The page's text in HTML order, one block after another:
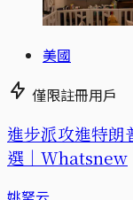
美國
僅限註冊用戶
進步派攻進特朗
選｜Whatsnew